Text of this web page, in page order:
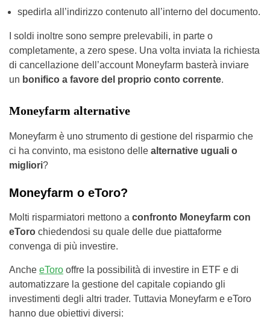
spedirla all’indirizzo contenuto all’interno del documento.
I soldi inoltre sono sempre prelevabili, in parte o
completamente, a zero spese. Una volta inviata la richiesta
di cancellazione dell’account Moneyfarm basterà inviare
un bonifico a favore del proprio conto corrente.
Moneyfarm alternative
Moneyfarm è uno strumento di gestione del risparmio che
ci ha convinto, ma esistono delle alternative uguali o
migliori?
Moneyfarm o eToro?
Molti risparmiatori mettono a confronto Moneyfarm con
eToro chiedendosi su quale delle due piattaforme
convenga di più investire.
Anche eToro offre la possibilità di investire in ETF e di
automatizzare la gestione del capitale copiando gli
investimenti degli altri trader. Tuttavia Moneyfarm e eToro
hanno due obiettivi diversi: